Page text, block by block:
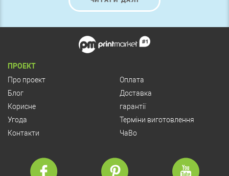
ПРОЕКТ
Про проект
Блог
Корисне
Угода
Контакти
Оплата
Доставка
гарантії
Терміни виготовлення
ЧаВо